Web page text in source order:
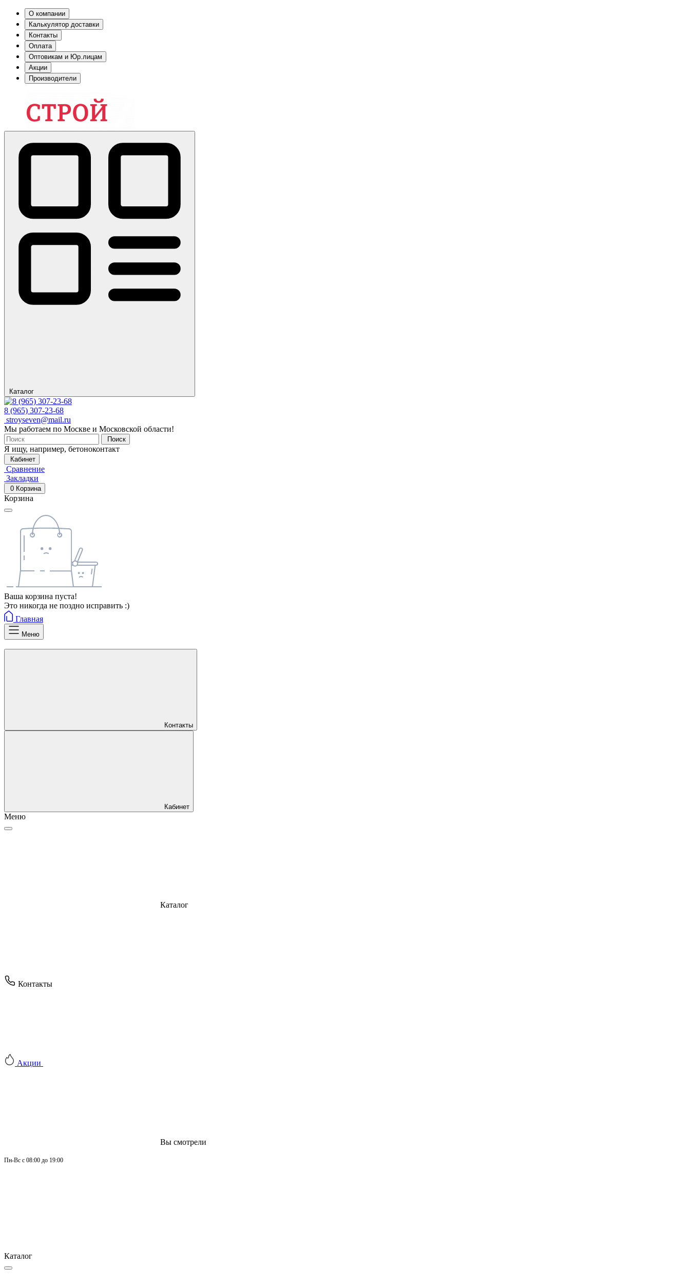
О компании
Калькулятор доставки
Контакты
Оплата
Оптовикам и Юр.лицам
Акции
Производители
Каталог
8 (965) 307-23-68
stroyseven@mail.ru
Мы работаем по Москве и Московской области!
Поиск
Я ищу, например, бетоноконтакт
Кабинет
Сравнение
Закладки
0 Корзина
Корзина
Ваша корзина пуста!
Это никогда не поздно исправить :)
Главная
Меню
Контакты
Кабинет
Меню
Каталог
Контакты
Акции
Вы смотрели
Пн-Вс с 08:00 до 19:00
Каталог